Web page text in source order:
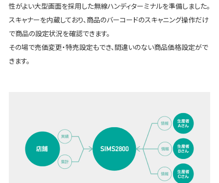
性がよい大型画面を採用した無線ハンディターミナルを準備しました。
スキャナーを内蔵しており、商品のバーコードのスキャニング操作だけ
で商品の設定状況を確認できます。
その場で売価変更・特売設定もでき、間違いのない商品価格設定がで
きます。